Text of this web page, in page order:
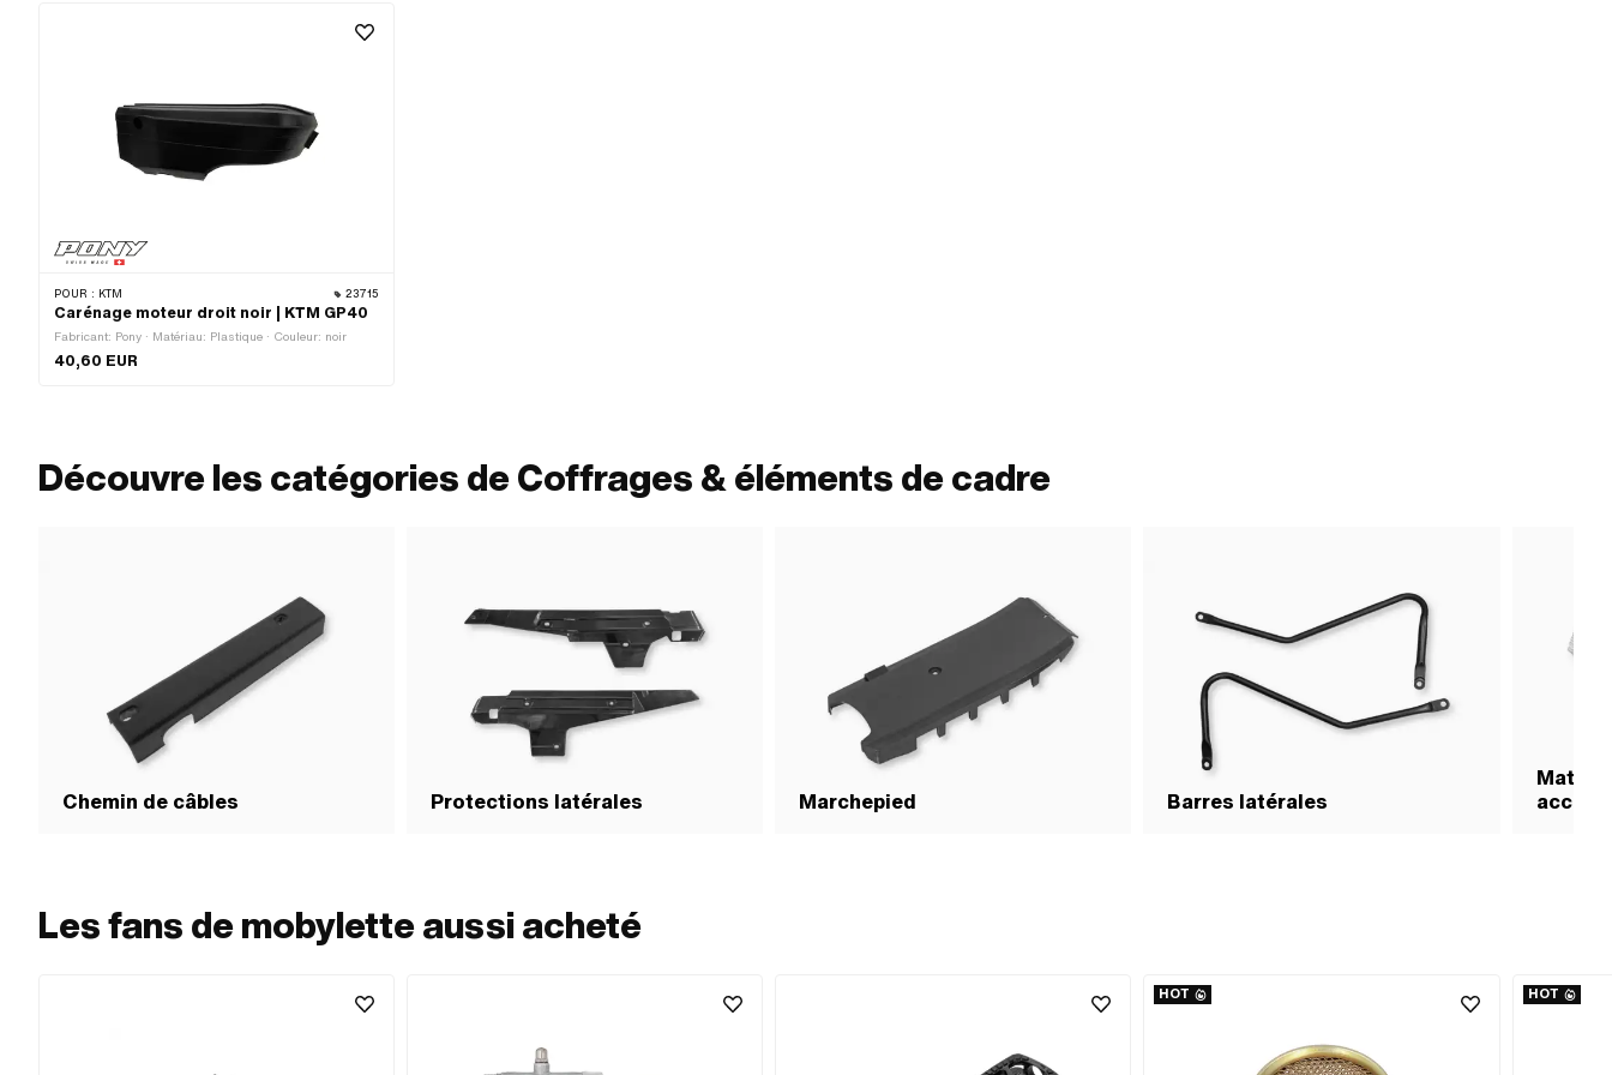
POUR : KTM 23715
Carénage moteur droit noir | KTM GP40
Fabricant: Pony · Matériau: Plastique · Couleur: noir
40,60 EUR
Découvre les catégories de Coffrages & éléments de cadre
Chemin de câbles Protections latérales Marchepied Barres latérales
Les fans de mobylette aussi acheté
HOT HOT